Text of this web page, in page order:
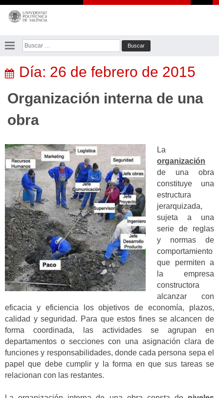
Saltar
contenido
Buscar:
Día: 26 de febrero de 2015
Organización interna de una
obra
La
organización
de una obra
constituye una
estructura
jerarquizada,
sujeta a una
serie de reglas
y normas de
comportamiento
que permiten a
la empresa
constructora
alcanzar con
eficacia y eficiencia los objetivos de economía, plazos,
calidad y seguridad. Para que estos fines se alcancen de
forma coordinada, las actividades se agrupan en
departamentos o secciones con una asignación clara de
funciones y responsabilidades, donde cada persona sepa el
papel que debe cumplir y la forma en que sus tareas se
relacionan con las restantes.